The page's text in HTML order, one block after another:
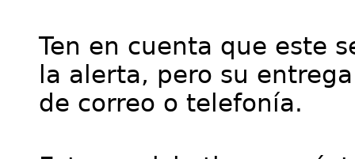
Ten en cuenta que este
la alerta, pero su
de correo o telefonía.